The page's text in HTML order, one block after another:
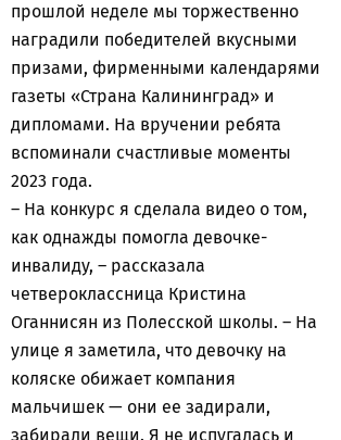
прошлой неделе мы торжественно
наградили победителей вкусными
призами, фирменными календарями
газеты «Страна Калининград» и
дипломами. На вручении ребята
вспоминали счастливые моменты
2023 года.
– На конкурс я сделала видео о том,
как однажды помогла девочке-
инвалиду, – рассказала
четвероклассница Кристина
Оганнисян из Полесской школы. – На
улице я заметила, что девочку на
коляске обижает компания
мальчишек — они ее задирали,
забирали вещи. Я не испугалась и